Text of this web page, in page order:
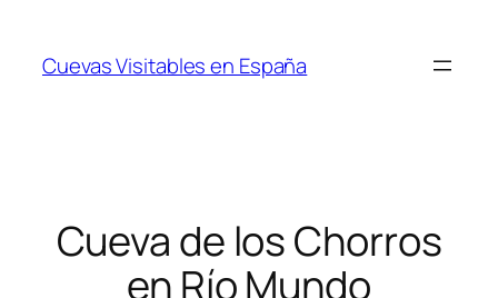
contenido
Cuevas Visitables en España
Cueva de los Chorros
en Río Mundo